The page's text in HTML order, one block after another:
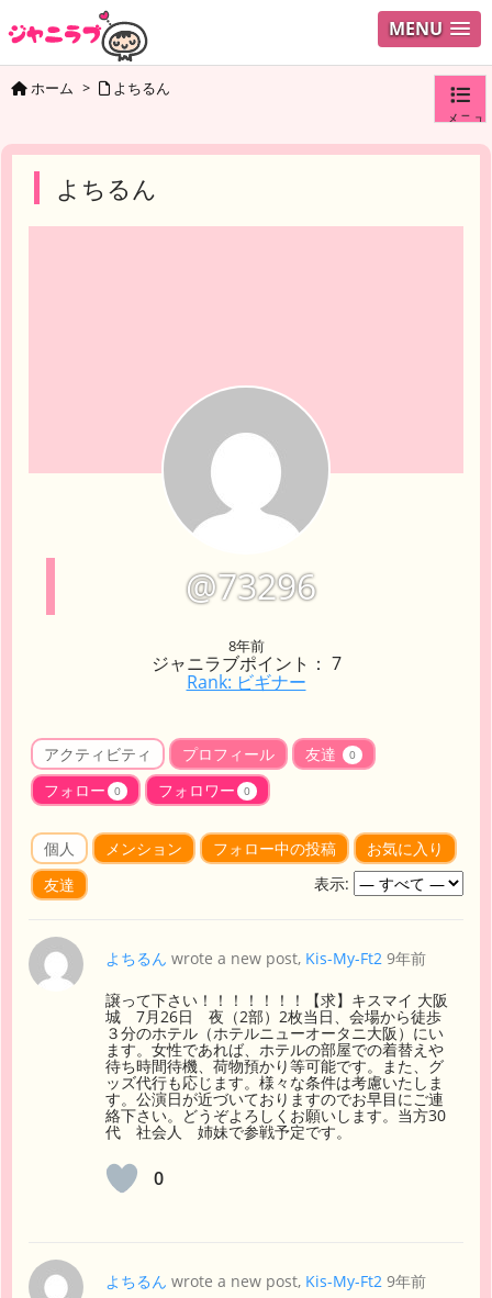
MENU
メニュ
ホーム > よちるん
よちるん
@73296
8年前
ジャニラブポイント： 7
Rank: ビギナー
アクティビティ プロフィール 友達 0
フォロー 0 フォロワー 0
個人 メンション フォロー中の投稿
お気に入り
友達
表示:
よちるん wrote a new post, Kis-My-Ft2 9年前
譲って下さい！！！！！！！【求】キスマイ 大阪
城 7月26日 夜（2部）2枚当日、会場から徒歩
３分のホテル（ホテルニューオータニ大阪）にい
ます。女性であれば、ホテルの部屋での着替えや
待ち時間待機、荷物預かり等可能です。また、グ
ッズ代行も応じます。様々な条件は考慮いたしま
す。公演日が近づいておりますのでお早目にご連
絡下さい。どうぞよろしくお願いします。当方30
代 社会人 姉妹で参戦予定です。
0
よちるん wrote a new post, Kis-My-Ft2 9年前